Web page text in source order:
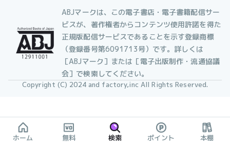
ABJマークは、この電子書店・電子書籍配信サー
ビスが、著作権者からコンテンツ使用許諾を得た
正規版配信サービスであることを示す登録商標
（登録番号第6091713号）です。詳しくは
［ABJマーク］または［電子出版制作・流通協議
会］で検索してください。
Copyright (C) 2024 and factory,inc All Rights Reserved.
ホーム 無料 検索 ポイント 本棚